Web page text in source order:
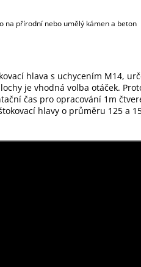
na přírodní nebo umělý kámen a beton
hlava s uchycením M14,
je vhodná volba otáček.
čas pro opracování 1m
hlavy o průměru 125 a